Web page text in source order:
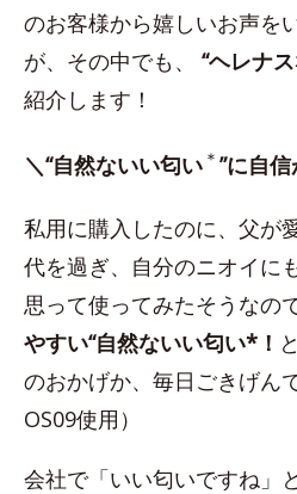
のお客様から嬉しいお声を
が、その中でも、 “ヘレナ
紹介します！
＼“自然ないい匂い ＊ ”に自
私用に購入したのに、父が
代を過ぎ、自分のニオイに
思って使ってみたそうなの
やすい“自然ないい匂い*！
のおかげか、毎日ごきげん
OS09使用）
会社で「いい匂いですね」